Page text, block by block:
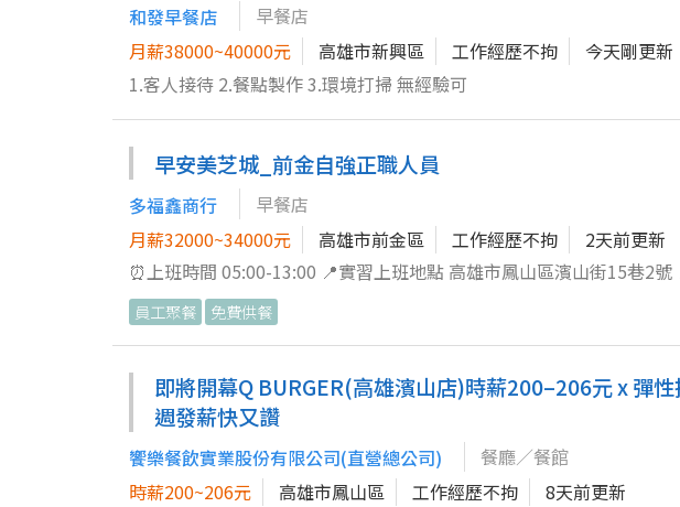
和發早餐店
早餐店
月薪38000~40000元
高雄市新興區 工作經歷不拘
今天剛更新
1.客人接待 2.餐點製作 3.環境打掃 無經驗可
早安美芝城_前金自強正職人員
多福鑫商行
早餐店
月薪32000~34000元
高雄市前金區 工作經歷不拘
2天前更新
⏰上班時間 05:00-13:00 📍實習上班地點 高雄市鳳山區濱山街15巷2號 📍店舖位置（裝修中） 高雄市前金區自強二路59號
😎休假制度 月休8天（排班制） 💵薪資待遇 正職人員： 32000元起 ✔️職能崗位能力調薪 ✔️加班費制度 ✔️每月業績達標獎
金 🤩職能評核，表現及學習良好 調整薪資🤩 ✌️員工福利✌️ 🈶勞保 🈶健保 🈶勞退6％ 🈶員工團體保險 🈶特休（入全天人員
滿6個月享） 🈶不定期員工聚餐🍽️ 🈶供餐 🈶表現優異傑出可成為管理職 （管理職加給） 🥪工作
助解決客人問題） 包餐（飲料調飲 餐點整合） 組裝（烘烤麵包類 組
麵類） 🈲出勤狀況不佳者（ 早餐店大忌） 🈲對份內工作沒責任感 🈲短期人員 需長期配合 🔺無誠勿試🔺 💡面試流程⬇️ 🉑
電聯📱預約面試時間 0916180325 孫小姐 🉑預約成功後 請攜帶完整履歷到店鋪 🉑面試地點 ：高雄市鳳山區濱山街15巷2
號
員工聚餐 免費供餐
即將開幕Q BURGER(高雄濱山店)時薪200–206元 x 彈
週發薪快又讚
饗樂餐飲實業股份有限公司(直營總公司)
餐廳／餐館
時薪200~206元
高雄市鳳山區 工作經歷不拘
8天前更新